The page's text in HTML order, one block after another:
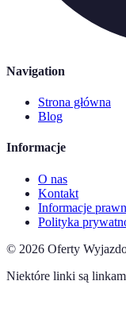
Navigation
Strona główna
Blog
Informacje
O nas
Kontakt
Informacje
Polityka
© 2026 Oferty
Niektóre linki są